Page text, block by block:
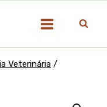
Veterinária /